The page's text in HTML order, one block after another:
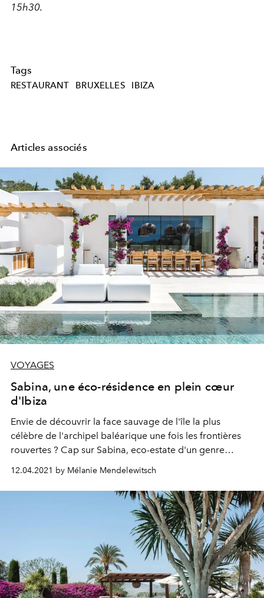
15h30.
Tags
RESTAURANT BRUXELLES IBIZA
Articles associés
VOYAGES
Sabina, une éco-résidence en plein cœur
d'Ibiza
Envie de découvrir la face sauvage de l'île la plus
célèbre de l'archipel baléarique une fois les frontières
rouvertes ? Cap sur Sabina, eco-estate d'un genre
12.04.2021 by Mélanie Mendelewitsch